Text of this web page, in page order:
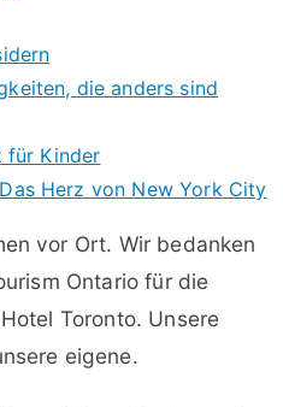
die anders sind
für Kinder
Herz von New York City
vor Ort. Wir bedanken
Ontario für die
Toronto. Unsere
eigene.